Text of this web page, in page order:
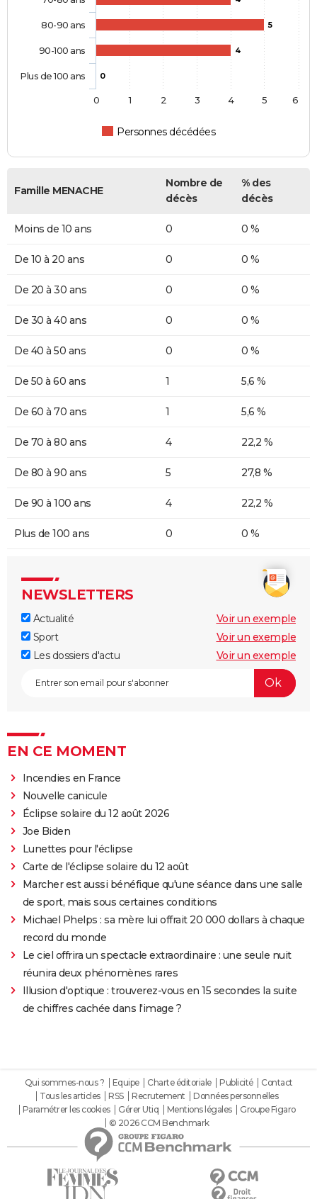
5
4
0
Personnes décédées
80-90 ans
90-100 ans
Plus de 100 ans
0 1 2 3 4 5 6
Famille MENACHE
Nombre de
décès
% des
décès
Moins de 10 ans 0 0 %
De 10 à 20 ans 0 0 %
De 20 à 30 ans 0 0 %
De 30 à 40 ans 0 0 %
De 40 à 50 ans 0 0 %
De 50 à 60 ans 1 5,6 %
De 60 à 70 ans 1 5,6 %
De 70 à 80 ans 4 22,2 %
De 80 à 90 ans 5 27,8 %
De 90 à 100 ans 4 22,2 %
Plus de 100 ans 0 0 %
NEWSLETTERS
Actualité
Voir un exemple
Sport
Voir un exemple
Les dossiers d'actu
Voir un exemple
EN CE MOMENT
Incendies en France
Nouvelle canicule
Éclipse solaire du 12 août 2026
Joe Biden
Lunettes pour l'éclipse
Carte de l'éclipse solaire du 12 août
Marcher est aussi bénéfique qu'une séance dans une salle
de sport, mais sous certaines conditions
Michael Phelps : sa mère lui offrait 20 000 dollars à chaque
record du monde
Le ciel offrira un spectacle extraordinaire : une seule nuit
réunira deux phénomènes rares
Illusion d'optique : trouverez-vous en 15 secondes la suite
de chiffres cachée dans l'image ?
Qui sommes-nous ? Equipe Charte éditoriale Publicité
Contact
Tous les articles
RSS Recrutement
Données personnelles
Paramétrer les cookies
Gérer Utiq Mentions légales
Groupe Figaro
© 2026 CCM Benchmark